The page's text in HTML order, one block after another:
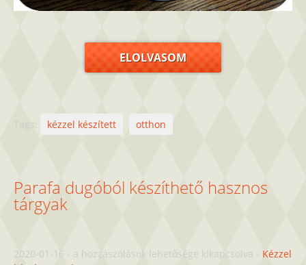
ELOLVASOM
Tags: kézzel készített otthon
Parafa dugóból készíthető hasznos
tárgyak
2020-01-16 - Parafa
a hozzászólások lehetősége kikapcsolva - Kézzel